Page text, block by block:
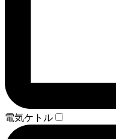
電気ケトル